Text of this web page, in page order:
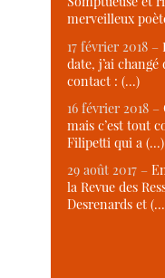
merveilleux
17 février 2018 –
date, j’ai changé
contact : (…)
16 février 2018 –
mais c’est tout
Filipetti qui a (…)
29 août 2017 –
la Revue des
Desrenards et